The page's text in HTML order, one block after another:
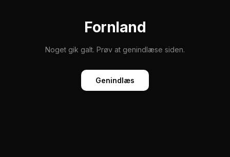
Fornland
Noget gik galt. Prøv at genindlæse siden.
Genindlæs